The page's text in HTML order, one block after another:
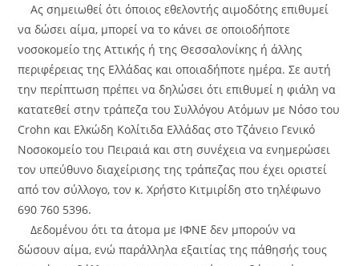
Ας σημειωθεί ότι όποιος εθελοντής αιμοδότης επιθυμεί
να δώσει αίμα, μπορεί να το κάνει σε οποιοδήποτε
νοσοκομείο της Αττικής ή της Θεσσαλονίκης ή άλλης
περιφέρειας της Ελλάδας και οποιαδήποτε ημέρα. Σε αυτή
την περίπτωση πρέπει να δηλώσει ότι επιθυμεί η φιάλη να
κατατεθεί στην τράπεζα του Συλλόγου Ατόμων με Νόσο του
Crohn και Ελκώδη Κολίτιδα Ελλάδας στο Τζάνειο Γενικό
Νοσοκομείο του Πειραιά και στη συνέχεια να ενημερώσει
τον υπεύθυνο διαχείρισης της τράπεζας που έχει οριστεί
από τον σύλλογο, τον κ. Χρήστο Κιτμιρίδη στο τηλέφωνο
690 760 5396.
Δεδομένου ότι τα άτομα με ΙΦΝΕ δεν μπορούν να
δώσουν αίμα, ενώ παράλληλα εξαιτίας της πάθησής τους